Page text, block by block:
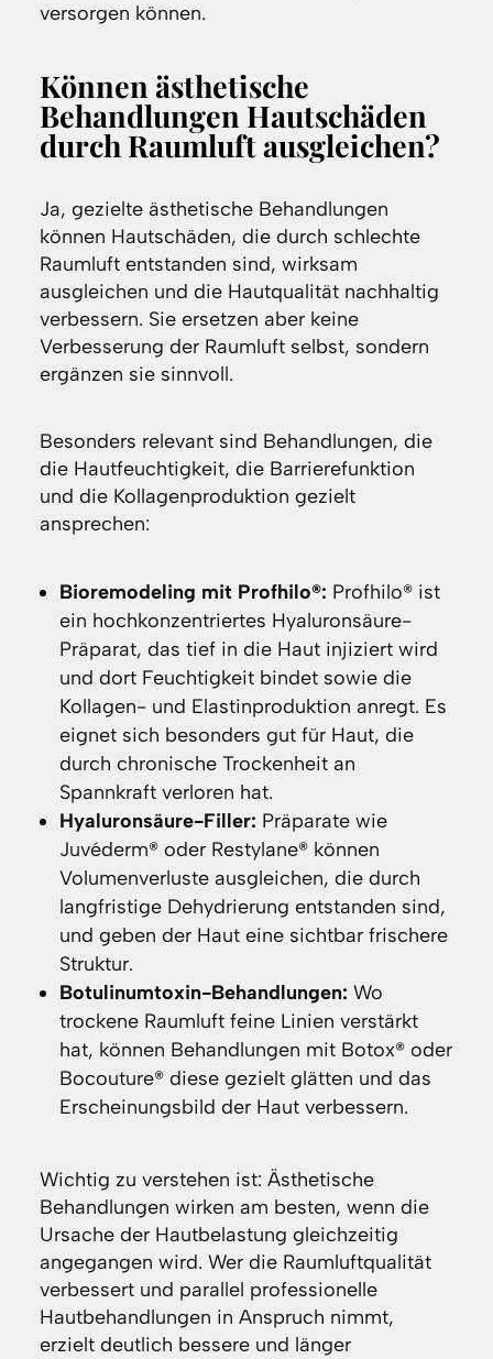
versorgen können.
Können ästhetische
Behandlungen Hautschäden
durch Raumluft ausgleichen?
Ja, gezielte ästhetische Behandlungen
können Hautschäden, die durch schlechte
Raumluft entstanden sind, wirksam
ausgleichen und die Hautqualität nachhaltig
verbessern. Sie ersetzen aber keine
Verbesserung der Raumluft selbst, sondern
ergänzen sie sinnvoll.
Besonders relevant sind Behandlungen, die
die Hautfeuchtigkeit, die Barrierefunktion
und die Kollagenproduktion gezielt
ansprechen:
Bioremodeling mit Profhilo®: Profhilo® ist
ein hochkonzentriertes Hyaluronsäure-
Präparat, das tief in die Haut injiziert wird
und dort Feuchtigkeit bindet sowie die
Kollagen- und Elastinproduktion anregt. Es
eignet sich besonders gut für Haut, die
durch chronische Trockenheit an
Spannkraft verloren hat.
Hyaluronsäure-Filler: Präparate wie
Juvéderm® oder Restylane® können
Volumenverluste ausgleichen, die durch
langfristige Dehydrierung entstanden sind,
und geben der Haut eine sichtbar frischere
Struktur.
Botulinumtoxin-Behandlungen: Wo
trockene Raumluft feine Linien verstärkt
hat, können Behandlungen mit Botox® oder
Bocouture® diese gezielt glätten und das
Erscheinungsbild der Haut verbessern.
Wichtig zu verstehen ist: Ästhetische
Behandlungen wirken am besten, wenn die
Ursache der Hautbelastung gleichzeitig
angegangen wird. Wer die Raumluftqualität
verbessert und parallel professionelle
Hautbehandlungen in Anspruch nimmt,
erzielt deutlich bessere und länger